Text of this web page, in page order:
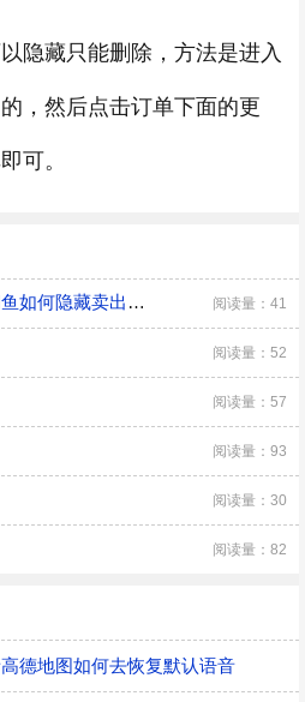
隐藏只能删除，方法是进入
，然后点击订单下面的更
可。
闲鱼怎么隐藏卖出的东西闲鱼如何隐藏卖出的东西 阅读量：41
阅读量：52
阅读量：57
阅读量：93
阅读量：30
阅读量：82
德地图如何去恢复默认语音